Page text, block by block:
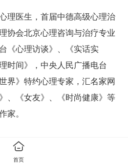
理医生，首届中德高级心理治
协会北京心理咨询与治疗专业
《心理访谈》、《实话实
时间》，中央人民广播电台
界》特约心理专家，汇名家网
、《女友》、《时尚健康》等
家。
首页